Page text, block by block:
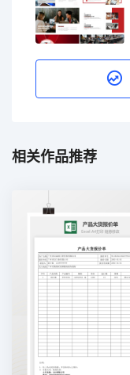
相关作品推荐